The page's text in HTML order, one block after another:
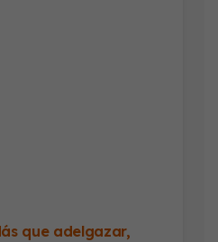
que adelgazar,